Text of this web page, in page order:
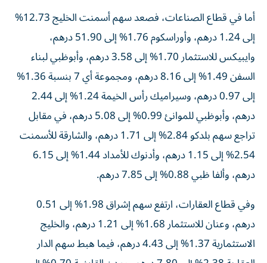
أما في قطاع الصناعات، فصعد سهم أسمنت الخليج 12.73%
إلى 1.24 درهم، وأوراسكوم 1.76% إلى 51.90 درهم،
وايبيكس للاستثمار 1.70% إلى 3.58 درهم، وأبوظبي لبناء
السفن 1.49% إلى 8.16 درهم، ومجموعة أي 7 بنسبة 1.36%
إلى 0.97 درهم، وسيراميك رأس الخيمة 1.24% إلى 2.44
درهم، وأبوظبي للموانئ 0.99% إلى 5.08 درهم، في مقابل
تراجع سهم بلدكو 2.84% إلى 1.71 درهم، والشارقة للأسمنت
2.54% إلى 1.15 درهم، وأدنوك للأمداد 1.44% إلى 6.15
درهم، وألفا ظبي 0.88% إلى 7.85 درهم.
وفي قطاع العقارات، ارتفع سهم إشراق 1.98% إلى 0.51
درهم، وعنان للاستثمار 1.68% إلى 1.21 درهم، والخليج
الاستثمارية 1.37% إلى 4.43 درهم، فيما هبط سهم الدار